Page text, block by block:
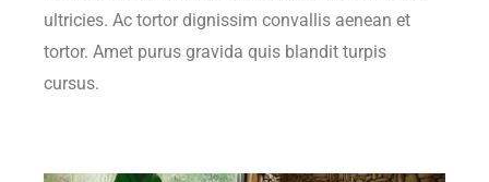
ultricies. Ac tortor dignissim convallis aenean et
tortor. Amet purus gravida quis blandit turpis
cursus.